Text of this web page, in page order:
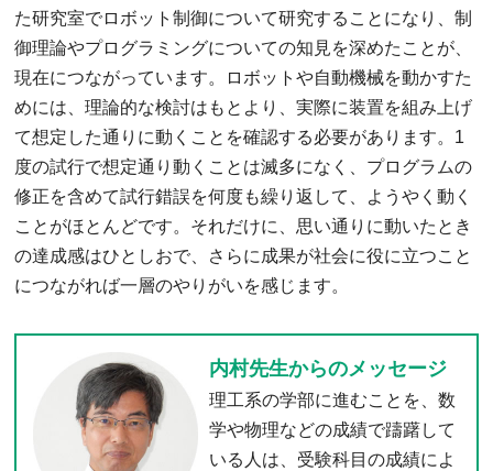
た研究室でロボット制御について研究することになり、制
御理論やプログラミングについての知見を深めたことが、
現在につながっています。ロボットや自動機械を動かすた
めには、理論的な検討はもとより、実際に装置を組み上げ
て想定した通りに動くことを確認する必要があります。1
度の試行で想定通り動くことは滅多になく、プログラムの
修正を含めて試行錯誤を何度も繰り返して、ようやく動く
ことがほとんどです。それだけに、思い通りに動いたとき
の達成感はひとしおで、さらに成果が社会に役に立つこと
につながれば一層のやりがいを感じます。
内村先生からのメッセージ
理工系の学部に進むことを、数
学や物理などの成績で躊躇して
いる人は、受験科目の成績によ